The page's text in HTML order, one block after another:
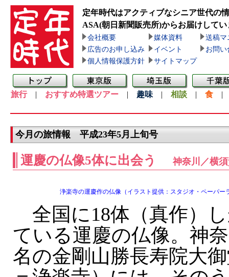
定年時代はアクティブなシニア世代の
ASA(朝日新聞販売所)からお届けしてい
会社概要 媒体資料
送稿マ
広告のお申し込み
イベント
お問い
個人情報保護方針
サイトマップ
旅行| おすすめ特選ツアー| 趣味| 相談| 食
今月の旅情報 平成23年5月上旬号
運慶の仏像5体に出会う 神奈川／横
浄楽寺の運慶作の仏像（イラスト提供：スタジオ・ペーパー
全国に18体（真作）
ている運慶の仏像。神
名の金剛山勝長寿院大